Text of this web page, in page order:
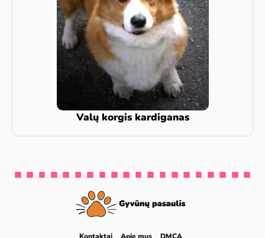
Valų korgis kardiganas
Kontaktai Apie mus DMCA